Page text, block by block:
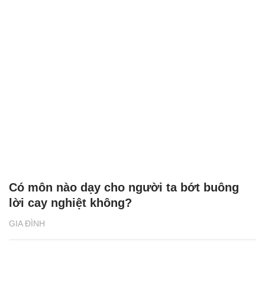
GIA ĐÌNH
Có môn nào dạy cho người ta bớt buông
lời cay nghiệt không?